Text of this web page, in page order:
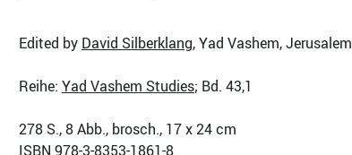
Edited by David Silberklang, Yad Vashem, Jerusalem
Reihe: Yad Vashem Studies; Bd. 43,1
278 S., 8 Abb., brosch., 17 x 24 cm
ISBN 978-3-8353-1861-8